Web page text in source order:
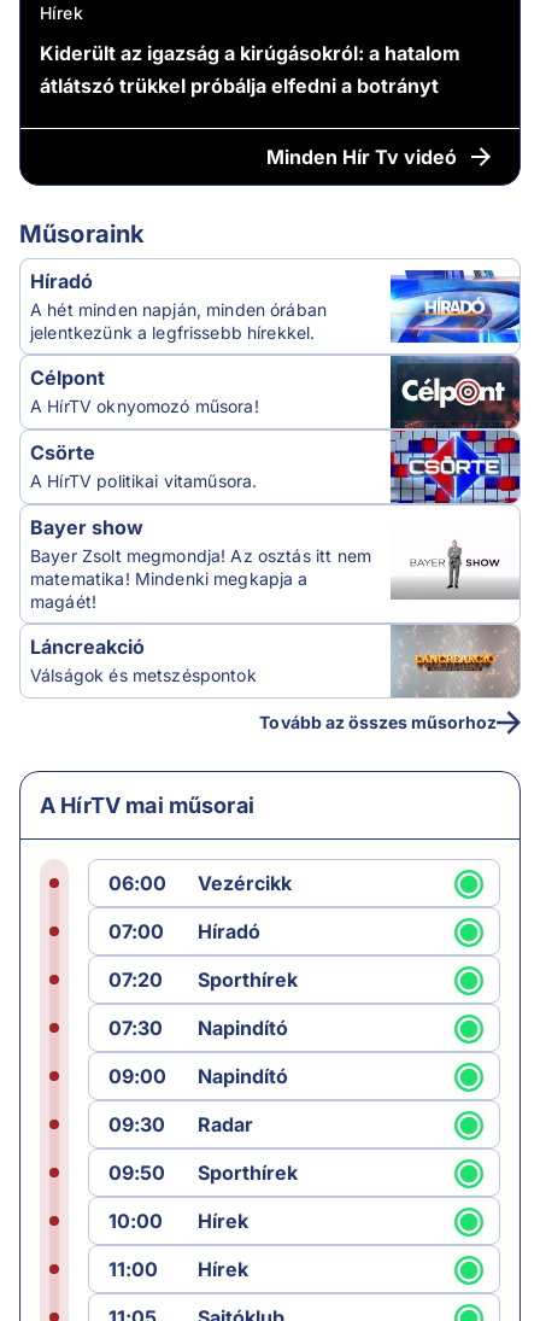
Hírek
Kiderült az igazság a kirúgásokról: a hatalom
átlátszó trükkel próbálja elfedni a botrányt
Minden Hír Tv videó
Műsoraink
Híradó
A hét minden napján, minden órában
jelentkezünk a legfrissebb hírekkel.
Célpont
A HírTV oknyomozó műsora!
Csörte
A HírTV politikai vitaműsora.
Bayer show
Bayer Zsolt megmondja! Az osztás itt nem
matematika! Mindenki megkapja a
magáét!
Láncreakció
Válságok és metszéspontok
Tovább az összes műsorhoz
A HírTV mai műsorai
06:00
Vezércikk
07:00
Híradó
07:20
Sporthírek
07:30
Napindító
09:00
Napindító
09:30
Radar
09:50
Sporthírek
10:00
Hírek
11:00
Hírek